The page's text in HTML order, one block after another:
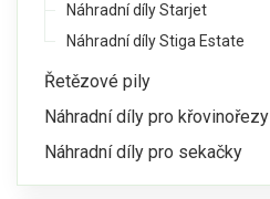
Náhradní díly Starjet
Náhradní díly Stiga Estate
Řetězové pily
Náhradní díly pro křovinořezy
Náhradní díly pro sekačky